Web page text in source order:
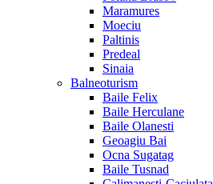
Maramures
Moeciu
Paltinis
Predeal
Sinaia
Balneoturism
Baile Felix
Baile Herculane
Baile Olanesti
Geoagiu Bai
Ocna Sugatag
Baile Tusnad